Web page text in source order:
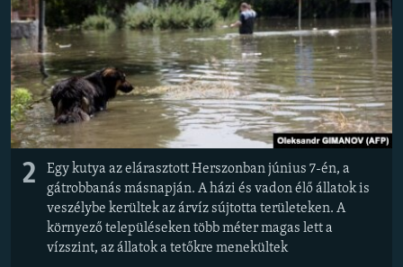
2
Egy kutya az elárasztott Herszonban június 7-én, a
gátrobbanás másnapján. A házi és vadon élő állatok is
veszélybe kerültek az árvíz sújtotta területeken. A
környező településeken több méter magas lett a
vízszint, az állatok a tetőkre menekültek